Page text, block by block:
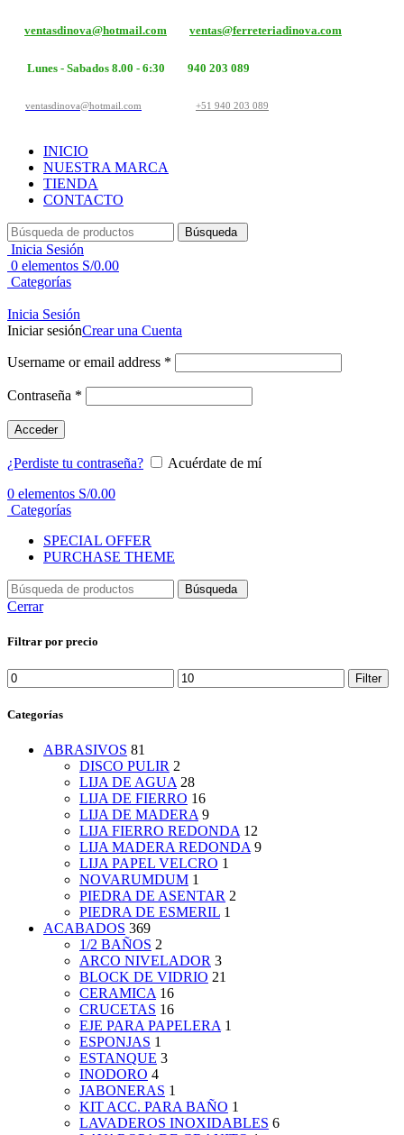
ventasdinova@hotmail.com ventas@ferreteriadinova.com
Lunes - Sabados 8.00 - 6:30 940 203 089
ventasdinova@hotmail.com +51 940 203 089
INICIO
NUESTRA MARCA
TIENDA
CONTACTO
Búsqueda
Inicia Sesión
0 elementos S/0.00
Categorías
Inicia Sesión
Iniciar sesiónCrear una Cuenta
Username or email address *
Contraseña *
Acceder
¿Perdiste tu contraseña?
Acuérdate de mí
0 elementos S/0.00
Categorías
SPECIAL OFFER
PURCHASE THEME
Búsqueda
Cerrar
Filtrar por precio
Min
price
Max
price
Filter
Categorías
ABRASIVOS 81
DISCO PULIR 2
LIJA DE AGUA 28
LIJA DE FIERRO 16
LIJA DE MADERA 9
LIJA FIERRO REDONDA 12
LIJA MADERA REDONDA 9
LIJA PAPEL VELCRO 1
NOVARUMDUM 1
PIEDRA DE ASENTAR 2
PIEDRA DE ESMERIL 1
ACABADOS 369
1/2 BAÑOS 2
ARCO NIVELADOR 3
BLOCK DE VIDRIO 21
CERAMICA 16
CRUCETAS 16
EJE PARA PAPELERA 1
ESPONJAS 1
ESTANQUE 3
INODORO 4
JABONERAS 1
KIT ACC. PARA BAÑO 1
LAVADEROS INOXIDABLES 6